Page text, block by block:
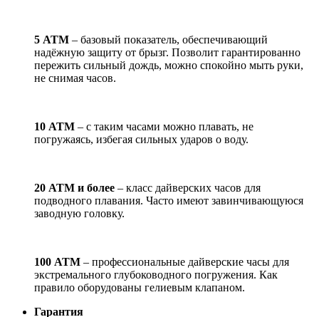
5 АТМ – базовый показатель, обеспечивающий
надёжную защиту от брызг. Позволит гарантированно
пережить сильный дождь, можно спокойно мыть руки,
не снимая часов.
10 АТМ – с таким часами можно плавать, не
погружаясь, избегая сильных ударов о воду.
20 АТМ и более – класс дайверских часов для
подводного плавания. Часто имеют завинчивающуюся
заводную головку.
100 АТМ – профессиональные дайверские часы для
экстремального глубоководного погружения. Как
правило оборудованы гелиевым клапаном.
Гарантия